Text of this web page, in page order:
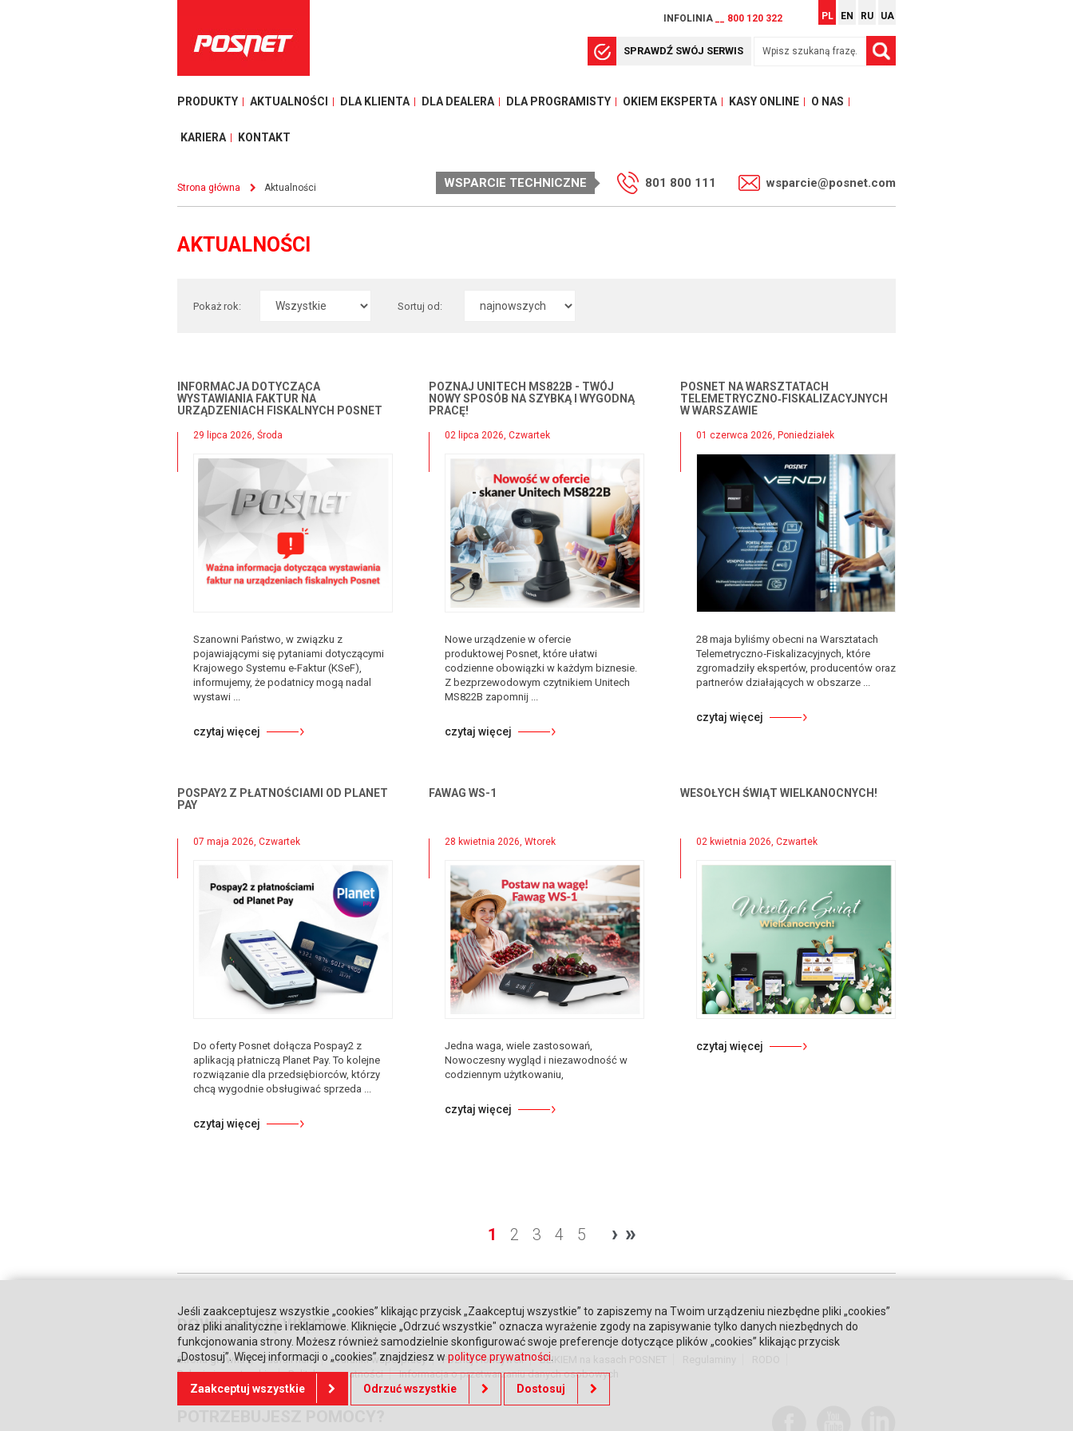
INFOLINIA __ 800 120 322 PL EN RU UA
SPRAWDŹ SWÓJ SERWIS
PRODUKTY AKTUALNOŚCI DLA KLIENTA DLA DEALERA DLA PROGRAMISTY OKIEM EKSPERTA KASY ONLINE O NAS
KARIERA KONTAKT
Strona główna Aktualności WSPARCIE TECHNICZNE 801 800 111 wsparcie@posnet.com
AKTUALNOŚCI
Pokaż rok: Sortuj od:
INFORMACJA DOTYCZĄCA
WYSTAWIANIA FAKTUR NA
URZĄDZENIACH FISKALNYCH POSNET
29 lipca 2026, Środa
Szanowni Państwo, w związku z
pojawiającymi się pytaniami dotyczącymi
Krajowego Systemu e-Faktur (KSeF),
informujemy, że podatnicy mogą nadal
wystawi ...
czytaj więcej
POZNAJ UNITECH MS822B - TWÓJ
NOWY SPOSÓB NA SZYBKĄ I WYGODNĄ
PRACĘ!
02 lipca 2026, Czwartek
Nowe urządzenie w ofercie
produktowej Posnet, które ułatwi
codzienne obowiązki w każdym biznesie.
Z bezprzewodowym czytnikiem Unitech
MS822B zapomnij ...
czytaj więcej
POSNET NA WARSZTATACH
TELEMETRYCZNO‑FISKALIZACYJNYCH
W WARSZAWIE
01 czerwca 2026, Poniedziałek
28 maja byliśmy obecni na Warsztatach
Telemetryczno‑Fiskalizacyjnych, które
zgromadziły ekspertów, producentów oraz
partnerów działających w obszarze ...
czytaj więcej
POSPAY2 Z PŁATNOŚCIAMI OD PLANET
PAY
07 maja 2026, Czwartek
Do oferty Posnet dołącza Pospay2 z
aplikacją płatniczą Planet Pay. To kolejne
rozwiązanie dla przedsiębiorców, którzy
chcą wygodnie obsługiwać sprzeda ...
czytaj więcej
FAWAG WS-1
28 kwietnia 2026, Wtorek
Jedna waga, wiele zastosowań,
Nowoczesny wygląd i niezawodność w
codziennym użytkowaniu,
czytaj więcej
WESOŁYCH ŚWIĄT WIELKANOCNYCH!
02 kwietnia 2026, Czwartek
czytaj więcej
1 2 3 4 5 › »
DOWIEDZ SIĘ WIĘCEJ
Strona główna Zaufali nam Warunki współpracy Poznaj Honeywell BLIKIEM na kasach POSNET
Relacje inwestorskie
Polityka prywatności Informacja o przetwarzaniu danych osobowych
Jeśli zaakceptujesz wszystkie „cookies” klikając przycisk „Zaakceptuj wszystkie” to zapiszemy na Twoim urządzeniu niezbędne pliki „cookies”
oraz pliki analityczne i reklamowe. Kliknięcie „Odrzuć wszystkie" oznacza wyrażenie zgody na zapisywanie tylko danych niezbędnych do
funkcjonowania strony. Możesz również samodzielnie skonfigurować swoje preferencje dotyczące plików „cookies” klikając przycisk
„Dostosuj”. Więcej informacji o „cookies” znajdziesz w polityce prywatności
Zaakceptuj wszystkie Odrzuć wszystkie Dostosuj